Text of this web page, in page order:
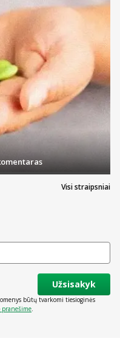
Visi straipsniai
Užsisakyk
būtų tvarkomi tiesioginės
pranešime.